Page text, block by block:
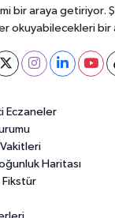
bir araya getiriyor.
okuyabilecekleri bir
Eczaneler
Haritası
Fikstür